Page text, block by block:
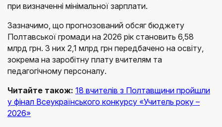
при визначенні мінімальної зарплати.
Зазначимо, що прогнозований обсяг бюджету
Полтавської громади на 2026 рік становить 6,58
млрд грн. З них 2,1 млрд грн передбачено на освіту,
зокрема на заробітну плату вчителям та
педагогічному персоналу.
Читайте також: 18 вчителів з Полтавщини пройшли
у фінал Всеукраїнського конкурсу «Учитель року –
2026»